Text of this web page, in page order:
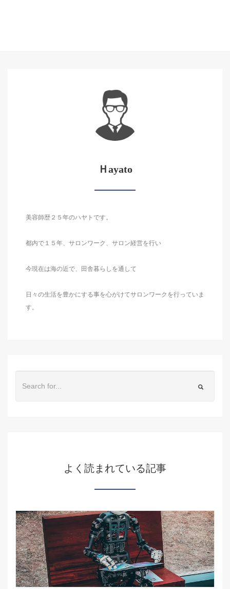
Ｈayato
美容師歴２５年のハヤトです。
都内で１５年、サロンワーク、サロン経営を行い
今現在は海の近で、田舎暮らしを通して
日々の生活を豊かにする事を心がけてサロンワークを行っていま
す。
よく読まれている記事